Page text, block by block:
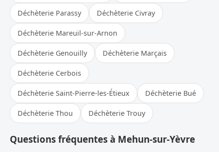
Déchèterie Parassy Déchèterie Civray
Déchèterie Mareuil-sur-Arnon
Déchèterie Genouilly Déchèterie Marçais
Déchèterie Cerbois
Déchèterie Saint-Pierre-les-Étieux Déchèterie Bué
Déchèterie Thou Déchèterie Trouy
Questions fréquentes à Mehun-sur-Yèvre